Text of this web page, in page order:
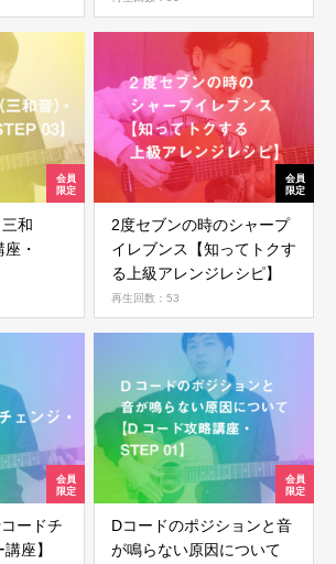
和
・
2度セブンの時のシャープ
イレブンス【知ってトクす
る上級アレンジレシピ】
再生回数：53
ードチ
座】
Dコードのポジションと音
が鳴らない原因について
ログイン
パスワードを忘れた場合
はない方は会員登録してください